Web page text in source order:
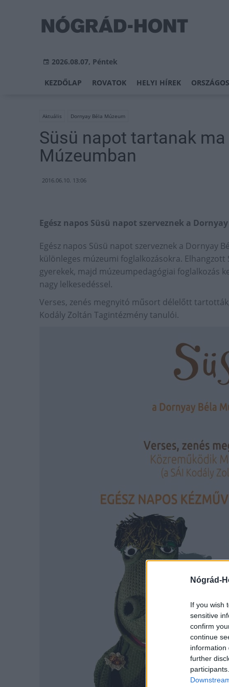
Nógrád-
If you wish
sensitive
confirm
continue
information
further
2026.08.07, Péntek
KEZDŐLAP ROVATOK HELYI HÍREK
Aktuális Dornyay Béla Múzeum
Süsü napot tartanak ma
Múzeumban
2016.06.10. 13:06
Egész napos Süsü napot szerveznek a
Egész napos Süsü napot szerveznek a Dornyay
különleges múzeumi foglalkozásokra.
gyerekek, majd múzeumpedagógiai foglalkozás
nagy lelkesedéssel.
Verses, zenés megnyitó műsort délelőtt
Kodály Zoltán Tagintézmény tanulói.